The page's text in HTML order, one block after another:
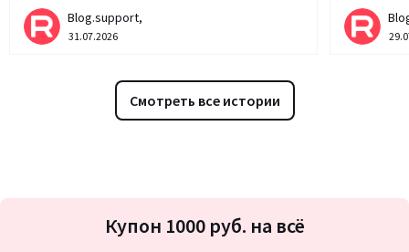
Blog.support,
31.07.2026
Смотреть все истории
Подписка
на
Купон 1000 руб. на всё